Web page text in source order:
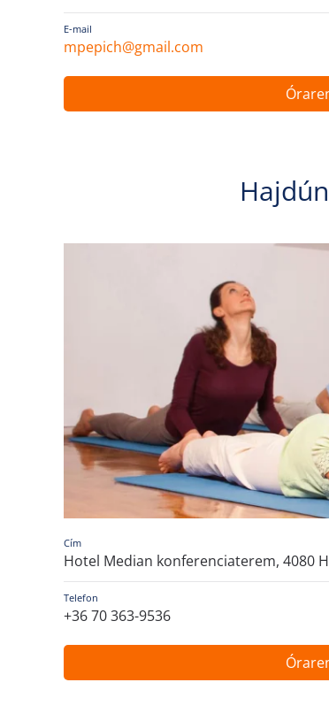
E-mail
mpepich@gmail.com
Cím
Hotel Median konferenciaterem, 4080
Telefon
+36 70 363-9536